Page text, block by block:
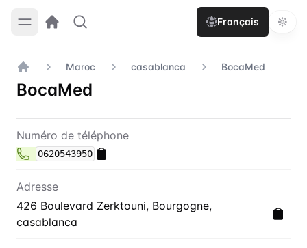
Français
Accueil
Maroc casablanca BocaMed
BocaMed
Contact BocaMed
Numéro de téléphone
0620543950
Adresse
426 Boulevard Zerktouni, Bourgogne,
casablanca